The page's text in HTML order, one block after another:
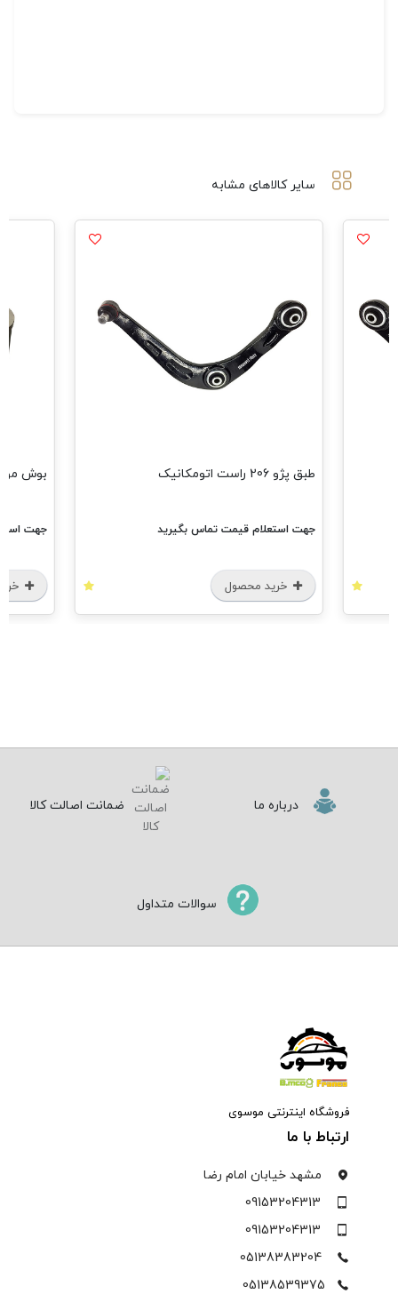
سایر کالاهای مشابه
طبق پژو 206 راست اتومکانیک
جهت استعلام قیمت تماس بگیرید
خرید محصول
بوش موتور پژو
جهت
درباره ما ضمانت اصالت کالا
سوالات متداول
فروشگاه اینترنتی موسوی
ارتباط با ما
مشهد خیابان امام رضا
09153204313
09153204313
05138383204
05138539375